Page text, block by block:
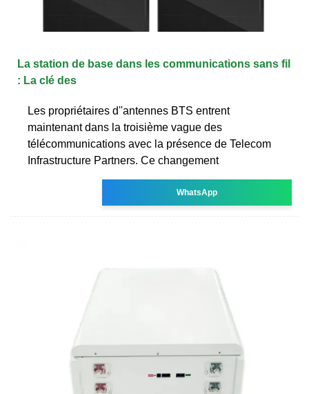
La station de base dans les communications sans fil
: La clé des
Les propriétaires d''antennes BTS entrent
maintenant dans la troisième vague des
télécommunications avec la présence de Telecom
Infrastructure Partners. Ce changement
WhatsApp